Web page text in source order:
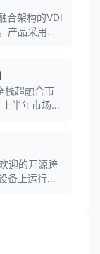
合架构的VDI
产品采用
家，支持独
等多种模
栈超融合市
半年市场占
，连续三
。迎的开源跨
备上运行多